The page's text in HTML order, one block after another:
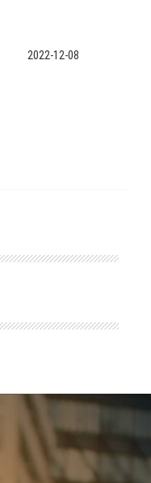
2022-12-08